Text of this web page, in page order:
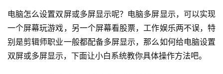
电脑怎么设置双屏或多屏显示呢？电脑多屏显示，可以实现
一个屏幕玩游戏，另一个屏幕看股票，工作娱乐两不误，特
别是剪辑师职业一般都配备多屏显示，那么如何给电脑设置
双屏或多屏显示，下面让小白系统教你具体操作方法吧。